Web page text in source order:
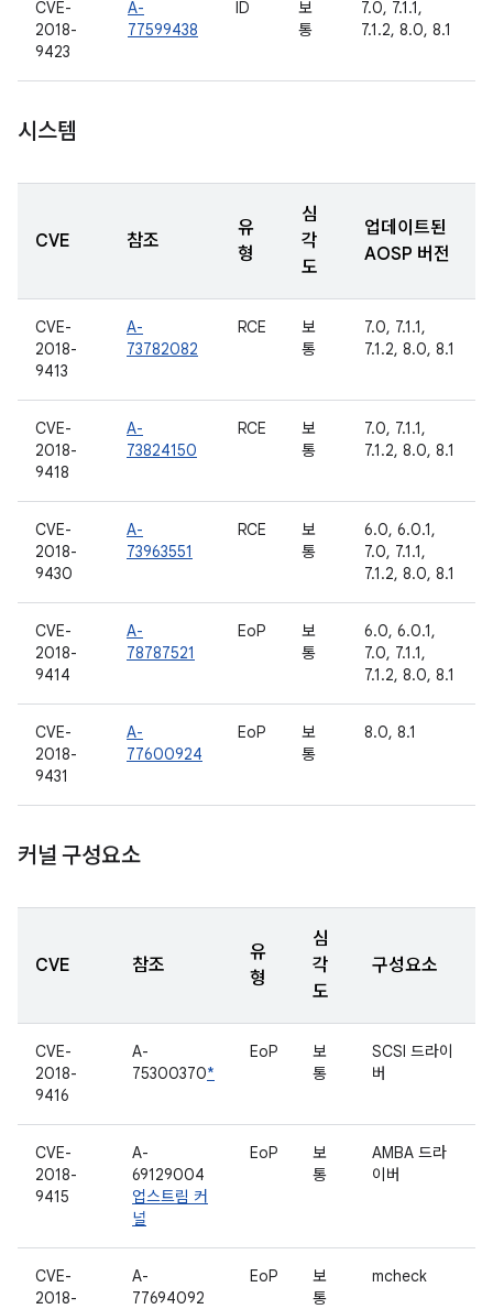
CVE-
2018-
9423
A-
77599438
ID
보
통
7.0, 7.1.1,
7.1.2, 8.0, 8.1
시스템
CVE 참조
유
형
심
각
도
업데이트된
AOSP 버전
CVE-
2018-
9413
A-
73782082
RCE
보
통
7.0, 7.1.1,
7.1.2, 8.0, 8.1
CVE-
2018-
9418
A-
73824150
RCE
보
통
7.0, 7.1.1,
7.1.2, 8.0, 8.1
CVE-
2018-
9430
A-
73963551
RCE
보
통
6.0, 6.0.1,
7.0, 7.1.1,
7.1.2, 8.0, 8.1
CVE-
2018-
9414
A-
78787521
EoP
보
통
6.0, 6.0.1,
7.0, 7.1.1,
7.1.2, 8.0, 8.1
CVE-
2018-
9431
A-
77600924
EoP
보
통
8.0, 8.1
커널 구성요소
CVE 참조
유
형
심
각
도
구성요소
CVE-
2018-
9416
A-
75300370*
EoP
보
통
SCSI 드라이
버
CVE-
2018-
9415
A-
69129004
업스트림 커
널
EoP
보
통
AMBA 드라
이버
CVE-
2018-
A-
77694092
EoP
보
통
mcheck